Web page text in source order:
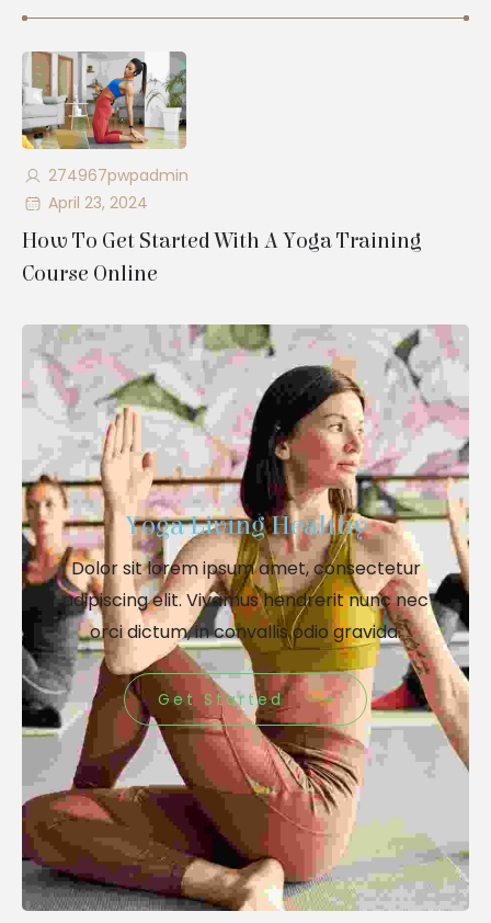
April 23, 2024
274967pwpadmin
How To Get Started With A Yoga Training
Course Online
Yoga Living Healthy
Dolor sit lorem ipsum amet, consectetur
adipiscing elit. Vivamus hendrerit nunc nec
orci dictum, in convallis odio gravida.
Get Started